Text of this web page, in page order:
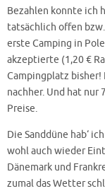
Bezahlen konnte ich
tatsächlich offen
erste Camping in
akzeptierte (1,20 €
Campingplatz bisher!
nachher. Und hat nur
Preise.
Die Sanddüne hab‘
wohl auch wieder
Dänemark und
zumal das Wetter